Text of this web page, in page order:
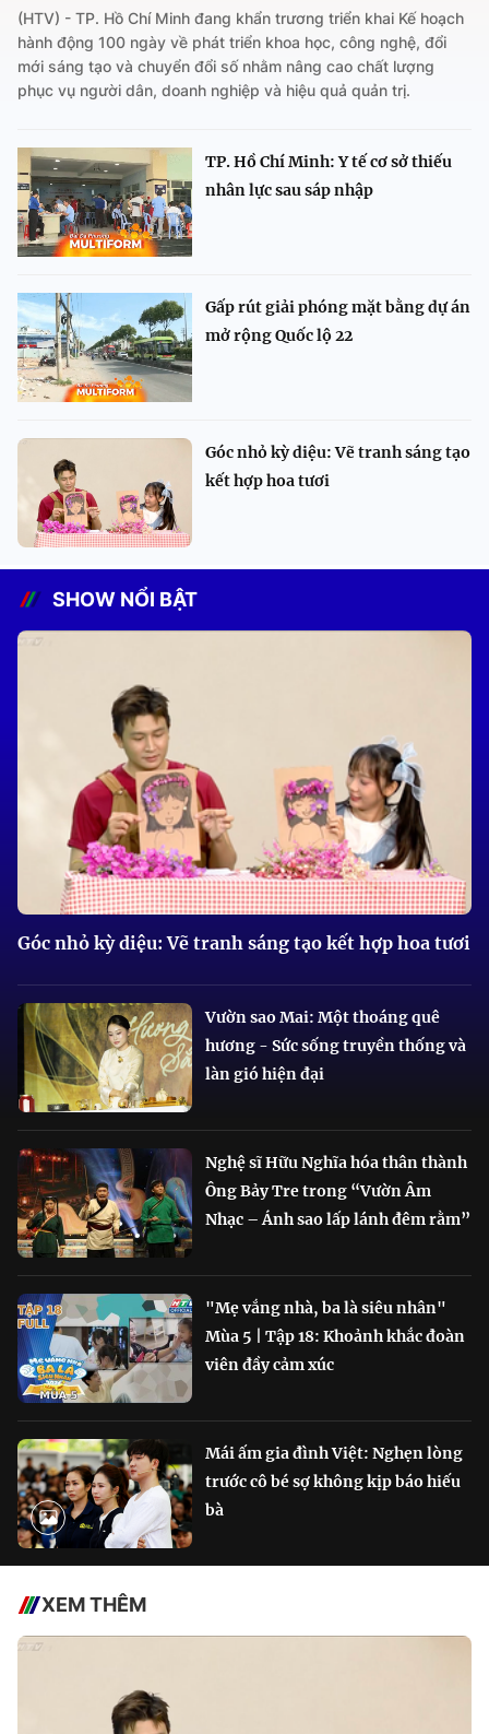
(HTV) - TP. Hồ Chí Minh đang khẩn trương triển khai Kế hoạch
hành động 100 ngày về phát triển khoa học, công nghệ, đổi
mới sáng tạo và chuyển đổi số nhằm nâng cao chất lượng
phục vụ người dân, doanh nghiệp và hiệu quả quản trị.
TP. Hồ Chí Minh: Y tế cơ sở thiếu
nhân lực sau sáp nhập
Gấp rút giải phóng mặt bằng dự án
mở rộng Quốc lộ 22
Góc nhỏ kỳ diệu: Vẽ tranh sáng tạo
kết hợp hoa tươi
SHOW NỔI BẬT
Góc nhỏ kỳ diệu: Vẽ tranh sáng tạo kết hợp hoa tươi
Vườn sao Mai: Một thoáng quê
hương - Sức sống truyền thống và
làn gió hiện đại
Nghệ sĩ Hữu Nghĩa hóa thân thành
Ông Bảy Tre trong “Vườn Âm
Nhạc – Ánh sao lấp lánh đêm rằm”
"Mẹ vắng nhà, ba là siêu nhân"
Mùa 5 | Tập 18: Khoảnh khắc đoàn
viên đầy cảm xúc
Mái ấm gia đình Việt: Nghẹn lòng
trước cô bé sợ không kịp báo hiếu
bà
XEM THÊM